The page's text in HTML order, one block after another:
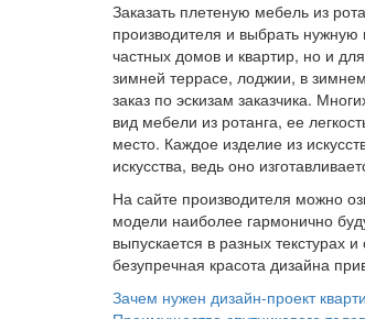
Заказать плетеную мебель из
производителя и выбрать
частных домов и квартир, но и
зимней террасе, лоджии, в
заказ по эскизам заказчика.
вид мебели из ротанга, ее
место. Каждое изделие из
искусства, ведь оно
На сайте производителя можно
модели наиболее гармонично
выпускается в разных текстурах
безупречная красота дизайна
Навигация
Зачем нужен дизайн-проект